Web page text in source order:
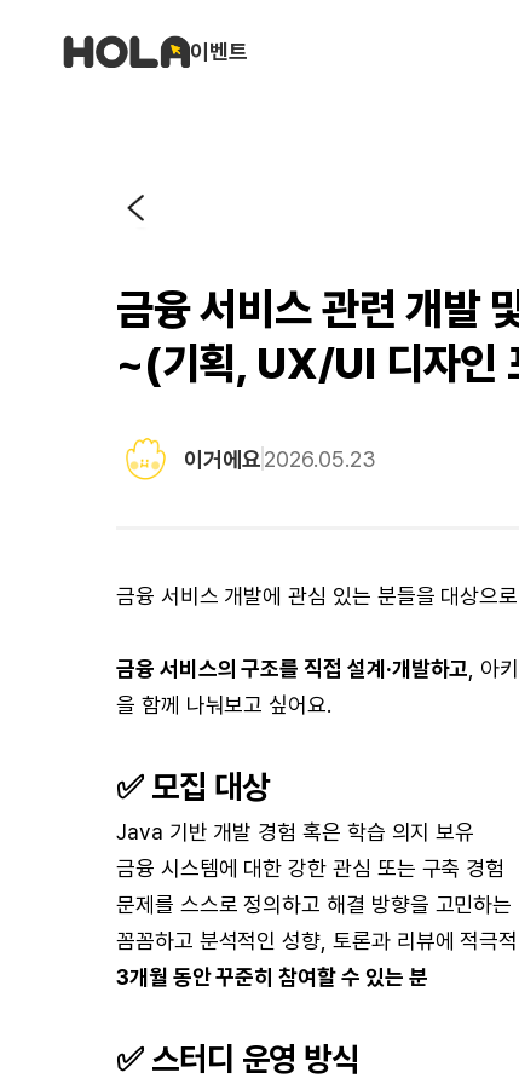
이벤트
금융 서비스 관련 개발
~(기획, UX/UI 디자인
이거에요2026.05.23
금융 서비스 개발에 관심 있는 분들을 대상으
금융 서비스의 구조를 직접 설계·개발하고 , 아
을 함께 나눠보고 싶어요.
✅ 모집 대상
Java 기반 개발 경험 혹은 학습 의지 보유
금융 시스템에 대한 강한 관심 또는 구축 경험
문제를 스스로 정의하고 해결 방향을 고민하
꼼꼼하고 분석적인 성향, 토론과 리뷰에 적극
3개월 동안 꾸준히 참여할 수 있는 분
✅ 스터디 운영 방식